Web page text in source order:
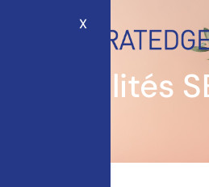
X
Actualités